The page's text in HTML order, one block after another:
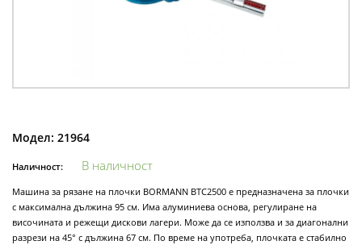
Модел: 21964
Наличност: В наличност
Машина за рязане на плочки BORMANN BTC2500 е предназначена за плочки
с максимална дължина 95 см. Има алуминиева основа, регулиране на
височината и режещи дискови лагери. Може да се използва и за диагонални
разрези на 45° с дължина 67 см. По време на употреба, плочката е стабилно